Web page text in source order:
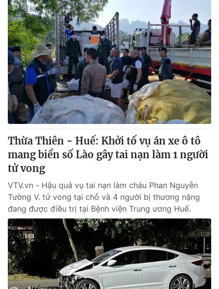
Thừa Thiên - Huế: Khởi tố vụ án xe ô tô
mang biển số Lào gây tai nạn làm 1 người
tử vong
VTV.vn - Hậu quả vụ tai nạn làm cháu Phan Nguyễn
Tường V. tử vong tại chỗ và 4 người bị thương nặng
đang được điều trị tại Bệnh viện Trung ương Huế.